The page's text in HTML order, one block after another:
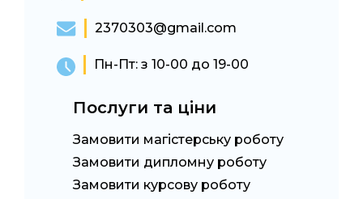
2370303@gmail.com
Пн-Пт: з 10-00 до 19-00
Послуги та ціни
Замовити магістерську роботу
Замовити дипломну роботу
Замовити курсову роботу